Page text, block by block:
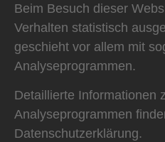
Beim Besuch dieser
Verhalten statistisch
geschieht vor allem mit
Analyseprogrammen.
Detaillierte Informationen
Analyseprogrammen
Datenschutzerklärung.